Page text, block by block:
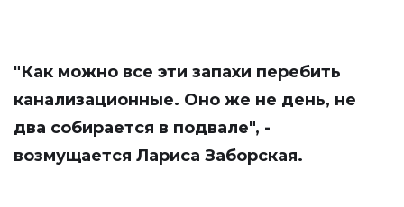
"Как можно все эти запахи перебить
канализационные. Оно же не день, не
два собирается в подвале", -
возмущается Лариса Заборская.